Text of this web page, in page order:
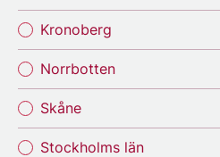
Kronoberg
Norrbotten
Skåne
Stockholms län